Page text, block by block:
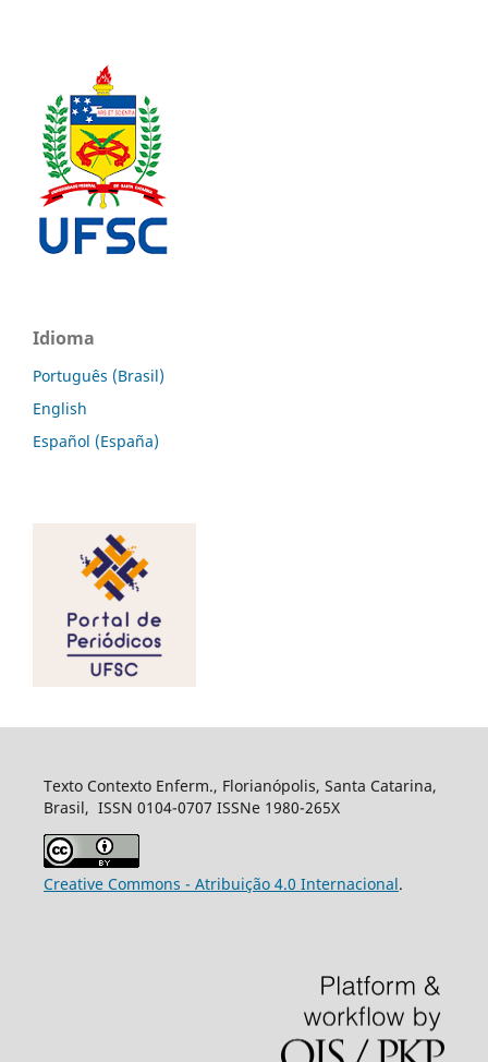
Idioma
Português (Brasil)
English
Español (España)
Texto Contexto Enferm., Florianópolis, Santa Catarina,
Brasil, ISSN 0104-0707 ISSNe 1980-265X
Creative Commons - Atribuição 4.0 Internacional.